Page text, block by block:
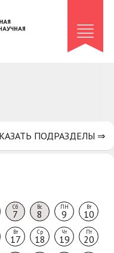
Сб
7
Вс
8
ПН
9
Вт
10
Вт
17
Ср
18
Чт
19
Пт
20
ПОДРАЗДЕЛЫ ⇒